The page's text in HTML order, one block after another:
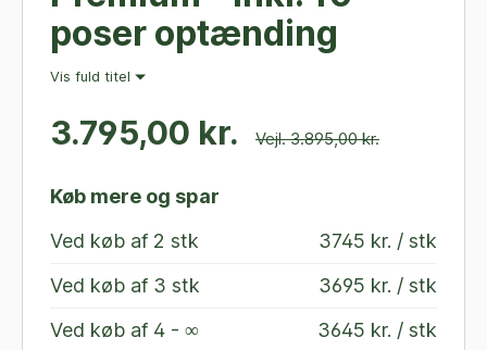
poser optænding
Vis fuld titel
3.795,00 kr. Vejl. 3.895,00 kr.
Køb mere og spar
Ved køb af 2 stk
3745 kr. / stk
Ved køb af 3 stk
3695 kr. / stk
Ved køb af 4 - ∞ 3645 kr. / stk